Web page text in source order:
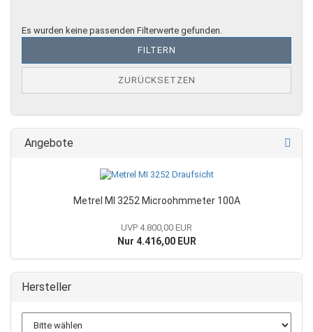
AUSWAHL
Es wurden keine passenden Filterwerte gefunden.
FILTERN
ZURÜCKSETZEN
Angebote
Metrel MI 3252 Microohmmeter 100A
UVP 4.800,00 EUR
Nur 4.416,00 EUR
Hersteller